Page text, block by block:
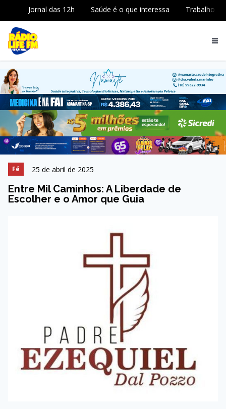
Jornal das 12h Saúde é o que interessa Trabalho
Fé 25 de abril de 2025
Entre Mil Caminhos: A Liberdade de
Escolher e o Amor que Guia